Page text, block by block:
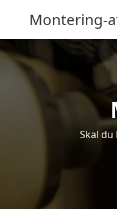
Montering-
Skal